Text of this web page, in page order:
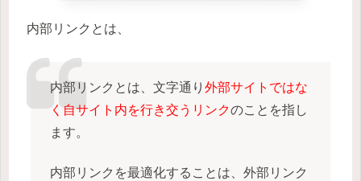
内部リンクとは、
内部リンクとは、文字通り 外部サイトではな
く自サイト内を行き交うリンクのことを指し
ます。
内部リンクを最適化することは、外部リンク